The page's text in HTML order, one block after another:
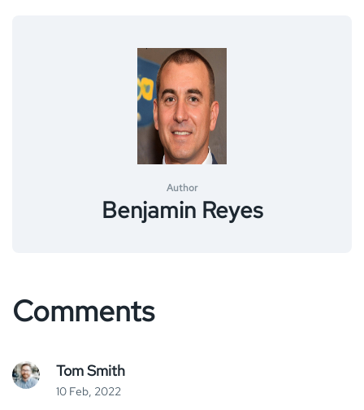
Author
Benjamin Reyes
Comments
Tom Smith
10 Feb, 2022